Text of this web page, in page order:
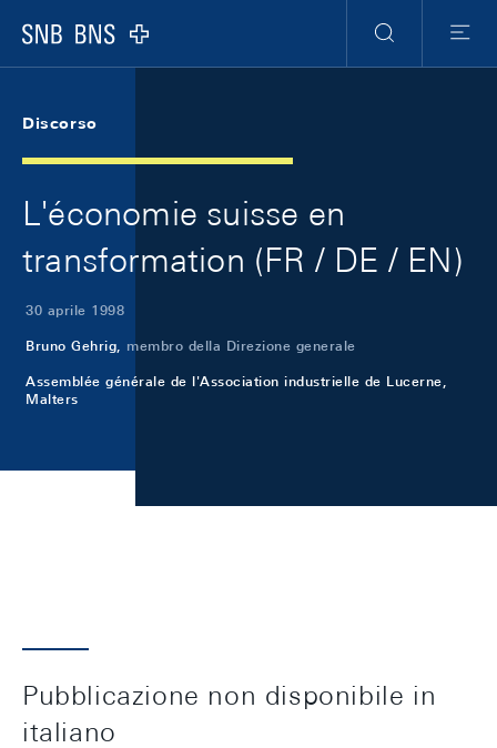
Logo
Ricerca
Menu
Discorso
L'économie suisse en
transformation (FR / DE / EN)
30 aprile 1998
Bruno Gehrig, membro della Direzione generale
Assemblée générale de l'Association industrielle de Lucerne,
Malters
Pubblicazione non disponibile in
italiano